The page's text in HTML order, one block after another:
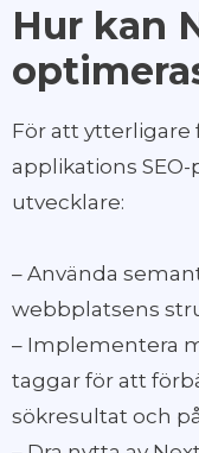
Hur kan
För att ytterligare
applikations
utvecklare:
– Använda
webbplatsens
– Implementera
taggar för att
sökresultat och